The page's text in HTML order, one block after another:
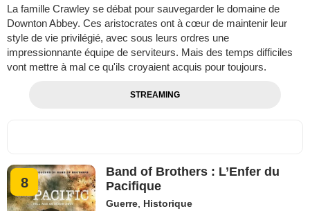
La famille Crawley se débat pour sauvegarder le domaine de
Downton Abbey. Ces aristocrates ont à cœur de maintenir leur
style de vie privilégié, avec sous leurs ordres une
impressionnante équipe de serviteurs. Mais des temps difficiles
vont mettre à mal ce qu'ils croyaient acquis pour toujours.
STREAMING
8
Band of Brothers : L’Enfer du
Pacifique
Guerre Historique